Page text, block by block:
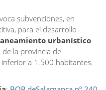
subvenciones, en
para el desarrollo
urbanístico
la provincia de
a 1.500 habitantes.